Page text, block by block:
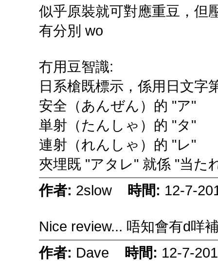
似乎原裝就可對應重豆，但
有分別 wo
冇用豆智識:
日系槍既標示，係用日文字
安全（あんぜん）的 "ア"
単射（たんしゃ）的 "タ"
連射（れんしゃ）的 "レ"
夾埋既 "アタレ" 就係 "当た
作者: 2slow 時間: 12-7-
Nice review... 唔知會有d咩
作者: Dave 時間: 12-7-